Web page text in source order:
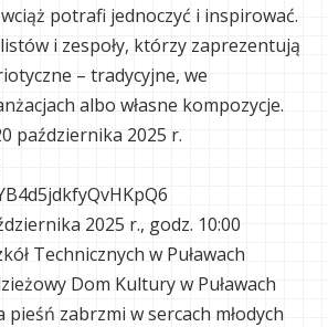
potrafi jednoczyć i inspirować.
i zespoły, którzy zaprezentują
– tradycyjne, we
albo własne kompozycje.
października 2025 r.
2025 r., godz. 10:00
Technicznych w Puławach
Dom Kultury w Puławach
zabrzmi w sercach młodych